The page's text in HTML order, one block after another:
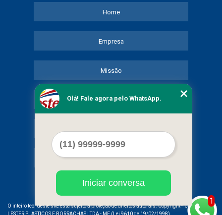
Home
Empresa
Missão
Serviços
Mapa do site
O inteiro teor deste site está sujeito à proteção de direitos autorais. Copyright COMERCIAL
1
Olá! Fale agora pelo WhatsApp.
Iniciar conversa